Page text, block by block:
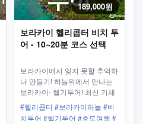
189,000원
보라카이 헬리콥터 비치 투
어 - 10~20분 코스 선택
보라카이에서 잊지 못할 추억하
나 만들기! 하늘위에서 만나는
보라카이- 헬기투어! 최신 기체
로 안전하고 편리하게!!
#헬리콥터 #보라카이하늘 #비
치투어 #헬기투어 #효도여행 #